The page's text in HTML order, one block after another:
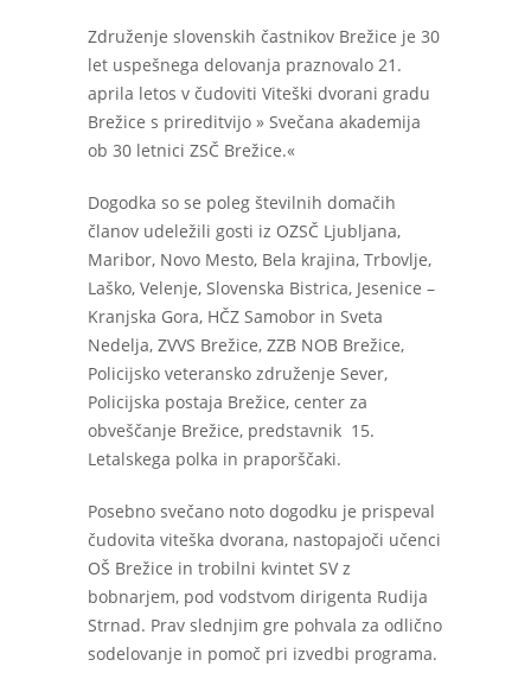
Združenje slovenskih častnikov Brežice je 30
let uspešnega delovanja praznovalo 21.
aprila letos v čudoviti Viteški dvorani gradu
Brežice s prireditvijo » Svečana akademija
ob 30 letnici ZSČ Brežice.«
Dogodka so se poleg številnih domačih
članov udeležili gosti iz OZSČ Ljubljana,
Maribor, Novo Mesto, Bela krajina, Trbovlje,
Laško, Velenje, Slovenska Bistrica, Jesenice –
Kranjska Gora, HČZ Samobor in Sveta
Nedelja, ZVVS Brežice, ZZB NOB Brežice,
Policijsko veteransko združenje Sever,
Policijska postaja Brežice, center za
obveščanje Brežice, predstavnik 15.
Letalskega polka in praporščaki.
Posebno svečano noto dogodku je prispeval
čudovita viteška dvorana, nastopajoči učenci
OŠ Brežice in trobilni kvintet SV z
bobnarjem, pod vodstvom dirigenta Rudija
Strnad. Prav slednjim gre pohvala za odlično
sodelovanje in pomoč pri izvedbi programa.